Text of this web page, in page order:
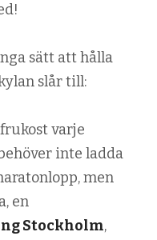
sätt att hålla
slår till:
varje
inte ladda
men
en
Stockholm,